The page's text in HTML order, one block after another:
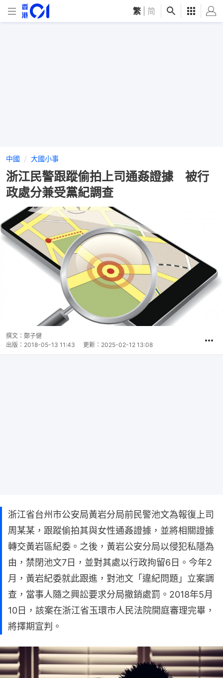
繁 简
中國 大國小事
浙江民警跟蹤偷拍上司通姦證據 被行
政處分兼受黨紀調查
撰文： 鄭子健
出版： 2018-05-13 11:43 更新： 2025-02-12 13:08
浙江省台州市公安局黃岩分局前民警池文為報復上司
周某某，跟蹤偷拍其與女性通姦證據，並將相關證據
轉交黃岩區紀委。之後，黃岩公安分局以侵犯私隱為
由，禁閉池文7日，並對其處以行政拘留6日。今年2
月，黃岩紀委就此跟進，對池文「違紀問題」立案調
查，當事人隨之興訟要求分局撤銷處罰。2018年5月
10日，該案在浙江省玉環市人民法院開庭審理完畢，
將擇期宣判。